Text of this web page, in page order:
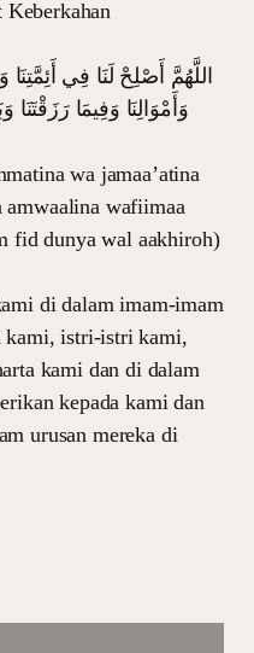
Keberkahan
اللَّهُمَّ أَصْلِحْ لَنَا فِي أَئِمَّتِنَا
وَأَمْوَالِنَا وَفِيمَا رَزَقْتَنَا
wa jamaa’atina
wafiimaa
fid dunya wal aakhiroh)
di dalam imam-imam
kami, istri-istri kami,
kami dan di dalam
kepada kami dan
urusan mereka di